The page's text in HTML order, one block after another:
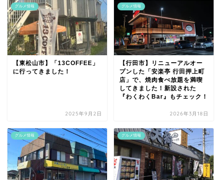
グルメ情報
【東松山市】「13COFFEE」
に行ってきました！
2025年9月2日
グルメ情報
【行田市】リニューアルオー
プンした「安楽亭 行田押上町
店」で、焼肉食べ放題を満喫
してきました！新設された
『わくわくBar』もチェック！
2026年3月18日
グルメ情報 グルメ情報